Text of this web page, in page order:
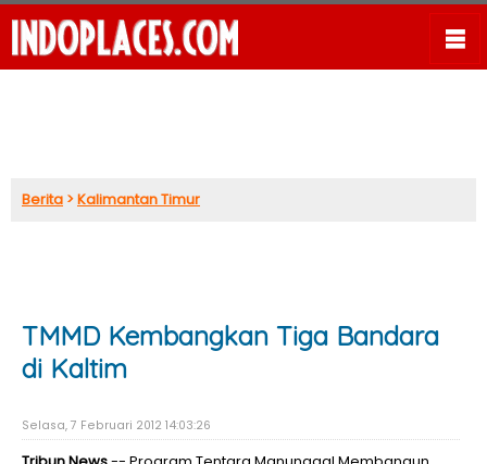
Berita >Kalimantan Timur
TMMD Kembangkan Tiga Bandara
di Kaltim
Selasa, 7 Februari 2012 14:03:26